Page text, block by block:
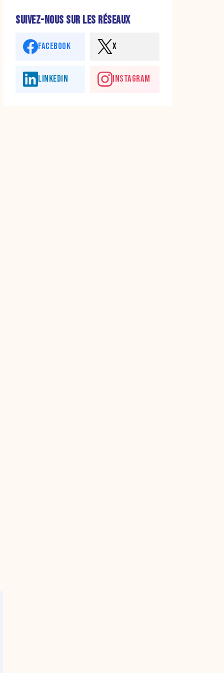
SUIVEZ-NOUS SUR LES RÉSEAUX
FACEBOOK X
LINKEDIN INSTAGRAM